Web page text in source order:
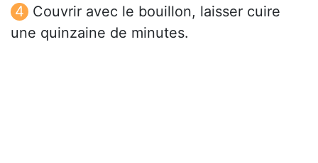
Couvrir avec le bouillon, laisser cuire
une quinzaine de minutes.